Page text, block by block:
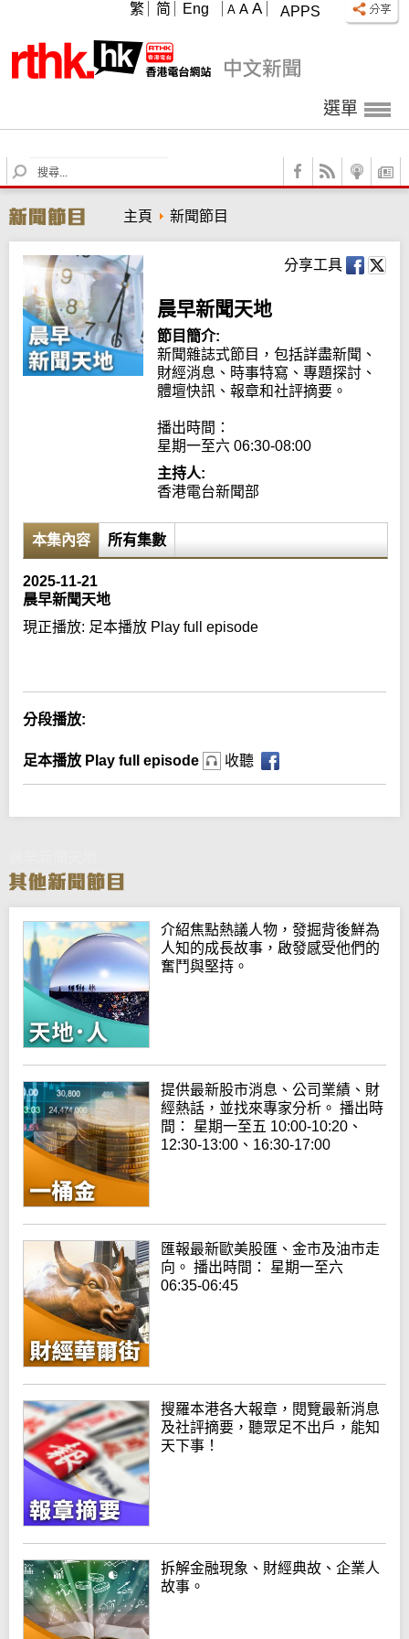
APPS
A A A
繁 简 Eng
選單
S
e
r
c
h
主頁 新聞節目
分享工具
晨早新聞天地
節目簡介:
新聞雜誌式節目，包括詳盡新聞、
財經消息、時事特寫、專題探討、
體壇快訊、報章和社評摘要。
播出時間：
星期一至六 06:30-08:00
主持人:
香港電台新聞部
本集內容 所有集數
2025-11-21
晨早新聞天地
現正播放: 足本播放 Play full episode
分段播放:
足本播放 Play full episode 收聽
介紹焦點熱議人物，發掘背後鮮為
人知的成長故事，啟發感受他們的
奮鬥與堅持。
提供最新股市消息、公司業績、財
經熱話，並找來專家分析。 播出時
間： 星期一至五 10:00-10:20、
12:30-13:00、16:30-17:00
匯報最新歐美股匯、金市及油市走
向。 播出時間： 星期一至六
06:35-06:45
搜羅本港各大報章，閱覽最新消息
及社評摘要，聽眾足不出戶，能知
天下事！
拆解金融現象、財經典故、企業人
故事。